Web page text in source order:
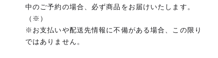
中のご予約の場合、必ず商品をお届けいたします。
（※）
※お支払いや配送先情報に不備がある場合、この限り
ではありません。